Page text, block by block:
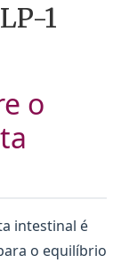
1
o
intestinal é
o equilíbrio